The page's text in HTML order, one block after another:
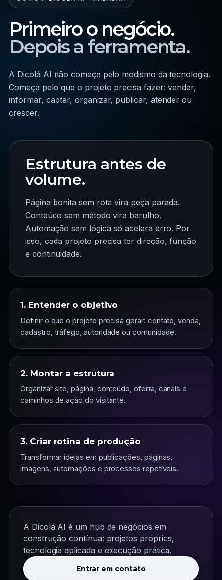
Primeiro o negócio.
Depois a ferramenta.
A Dicolá AI não começa pelo modismo da tecnologia.
Começa pelo que o projeto precisa fazer: vender,
informar, captar, organizar, publicar, atender ou
crescer.
Estrutura antes de
volume.
Página bonita sem rota vira peça parada.
Conteúdo sem método vira barulho.
Automação sem lógica só acelera erro. Por
isso, cada projeto precisa ter direção, função
e continuidade.
1. Entender o objetivo
Definir o que o projeto precisa gerar: contato, venda,
cadastro, tráfego, autoridade ou comunidade.
2. Montar a estrutura
Organizar site, página, conteúdo, oferta, canais e
caminhos de ação do visitante.
3. Criar rotina de produção
Transformar ideias em publicações, páginas,
imagens, automações e processos repetíveis.
A Dicolá AI é um hub de negócios em
construção contínua: projetos próprios,
tecnologia aplicada e execução prática.
Entrar em contato